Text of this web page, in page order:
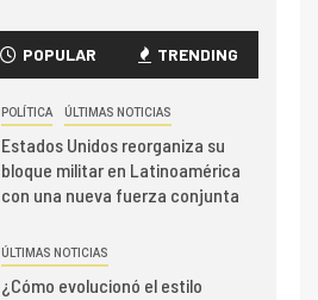
POPULAR TRENDING
POLÍTICA ÚLTIMAS NOTICIAS
Estados Unidos reorganiza su
bloque militar en Latinoamérica
con una nueva fuerza conjunta
ÚLTIMAS NOTICIAS
¿Cómo evolucionó el estilo